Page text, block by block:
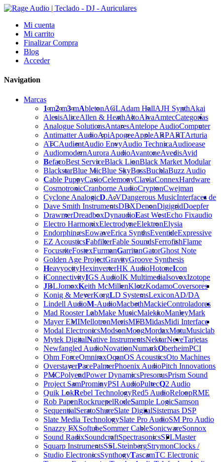
Mi cuenta
Mi carrito
Finalizar Compra
Blog
Acceder
Navigation
Marcas
1m2m3mAbletonACLAdam HallAJH SynthAkai
AlesisAliceAllen & HeathAltoAlvaAmtec
Analogue SolutionsAntaresAntelope Audio
Antimatter AudioApiApogeeAppleARPARTArturia
ATCAudientAudio EnvyAudio TechnicaAudioease
AudiomodernAurora AudioAvantoneAvedisAvid
BefacoBest ServiceBlack LionBlack Market Modular
BlackstarBlue MicBlue SkyBossBuchlaBuzz Audio
Cable PuppyCasioCelemonyClaviaConnex
CosmotronicCranborne AudioCryptonCwejman
Cyclone AnalogicD.A.VDangerous Music
Dave Smith InstrumentsDBXDenonDigigridDoepfer
DrawmerDreadboxDynaudioEast WestEcho Fix
Electro HarmonixElectrodyneElektronElysia
Endorphin.esEowaveErica SynthsEventideExpressive
EZ AcousticsFabfilterFable SoundsFerrofishFlame
FocusriteFostexFurmanGarritanGatorGhost Note
Golden Age ProjectGravityGroove Synthesis
HeavyocityHexinverterHK AudioHotoneIcon
iConnectivityIGS AudioIK MultimediaIsovoxIzotope
JBLJomoxKeith McMillenKlotzKodamo
Konig & MeyerKorgLD SystemsLexicon
Lindell AudioM-AudioMacbethMackie
Mad Rooster LabMake MusicMalekkoManleyMark
Mayer EMIMellotronMerisMFBMidas
Modal ElectronicsModsonMoogMordaxMotuMusiclab
Mytek DigitalNative InstrumentsNektarNeve
Newfangled AudioNovationNumarkOberheim
Ohm ForceOmniraxOqanOS AcousticsOto Machines
OverstayerPacePalmerPhoenix AudioPitch Innovations
PMCPolyendPower DynamicsPresonusPrism Sound
Project SamProminyPSI AudioPultecQ2 Audio
Quik LokRebel TechnologyRed5 AudioReloopRME
Rob PapenRockruepelRodeSample LogicSamson
SequentialSeratoShureSlate Digital
Slate Media TechnologySlate Pro AudioSM Pro Audio
Snazzy FXSoftubeSommer CableSonicwareSonnox
Sound RadixSoundcraftSpectrasonicsSPL
Squarp InstrumentsSSLSteinbergStrymon
Studio ElectronicsSynthogyTascamTC Electronic
Categorías
Computer
Hardware
Interfaces de
audio
Coversores
AD/DA
Controladores
Midi Interface
Tarjetas
PCI
Sistemas DSP
Master
Clocks /